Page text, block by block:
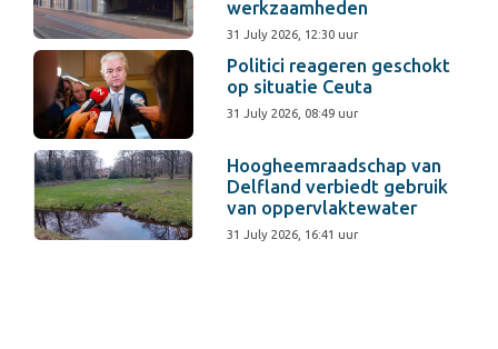
werkzaamheden
31 July 2026, 12:30 uur
Politici reageren geschokt
op situatie Ceuta
31 July 2026, 08:49 uur
Hoogheemraadschap van
Delfland verbiedt gebruik
van oppervlaktewater
31 July 2026, 16:41 uur